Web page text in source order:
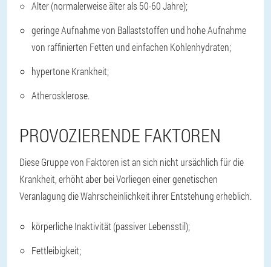
Alter (normalerweise älter als 50-60 Jahre);
geringe Aufnahme von Ballaststoffen und hohe Aufnahme
von raffinierten Fetten und einfachen Kohlenhydraten;
hypertone Krankheit;
Atherosklerose.
PROVOZIERENDE FAKTOREN
Diese Gruppe von Faktoren ist an sich nicht ursächlich für die
Krankheit, erhöht aber bei Vorliegen einer genetischen
Veranlagung die Wahrscheinlichkeit ihrer Entstehung erheblich.
körperliche Inaktivität (passiver Lebensstil);
Fettleibigkeit;